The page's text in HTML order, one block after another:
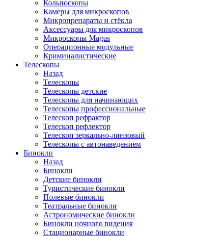
Кольпоскопы
Камеры для микроскопов
Микропрепараты и стёкла
Аксессуары для микроскопов
Микроскопы Magus
Операционные модульные
Криминалистические
Телескопы
Назад
Телескопы
Телескопы детские
Телескопы для начинающих
Телескопы профессиональные
Телескоп рефрактор
Телескоп рефлектор
Телескоп зеркально-линзовый
Телескопы с автонаведением
Бинокли
Назад
Бинокли
Детские бинокли
Туристические бинокли
Полевые бинокли
Театральные бинокли
Астрономические бинокли
Бинокли ночного видения
Стационарные бинокли